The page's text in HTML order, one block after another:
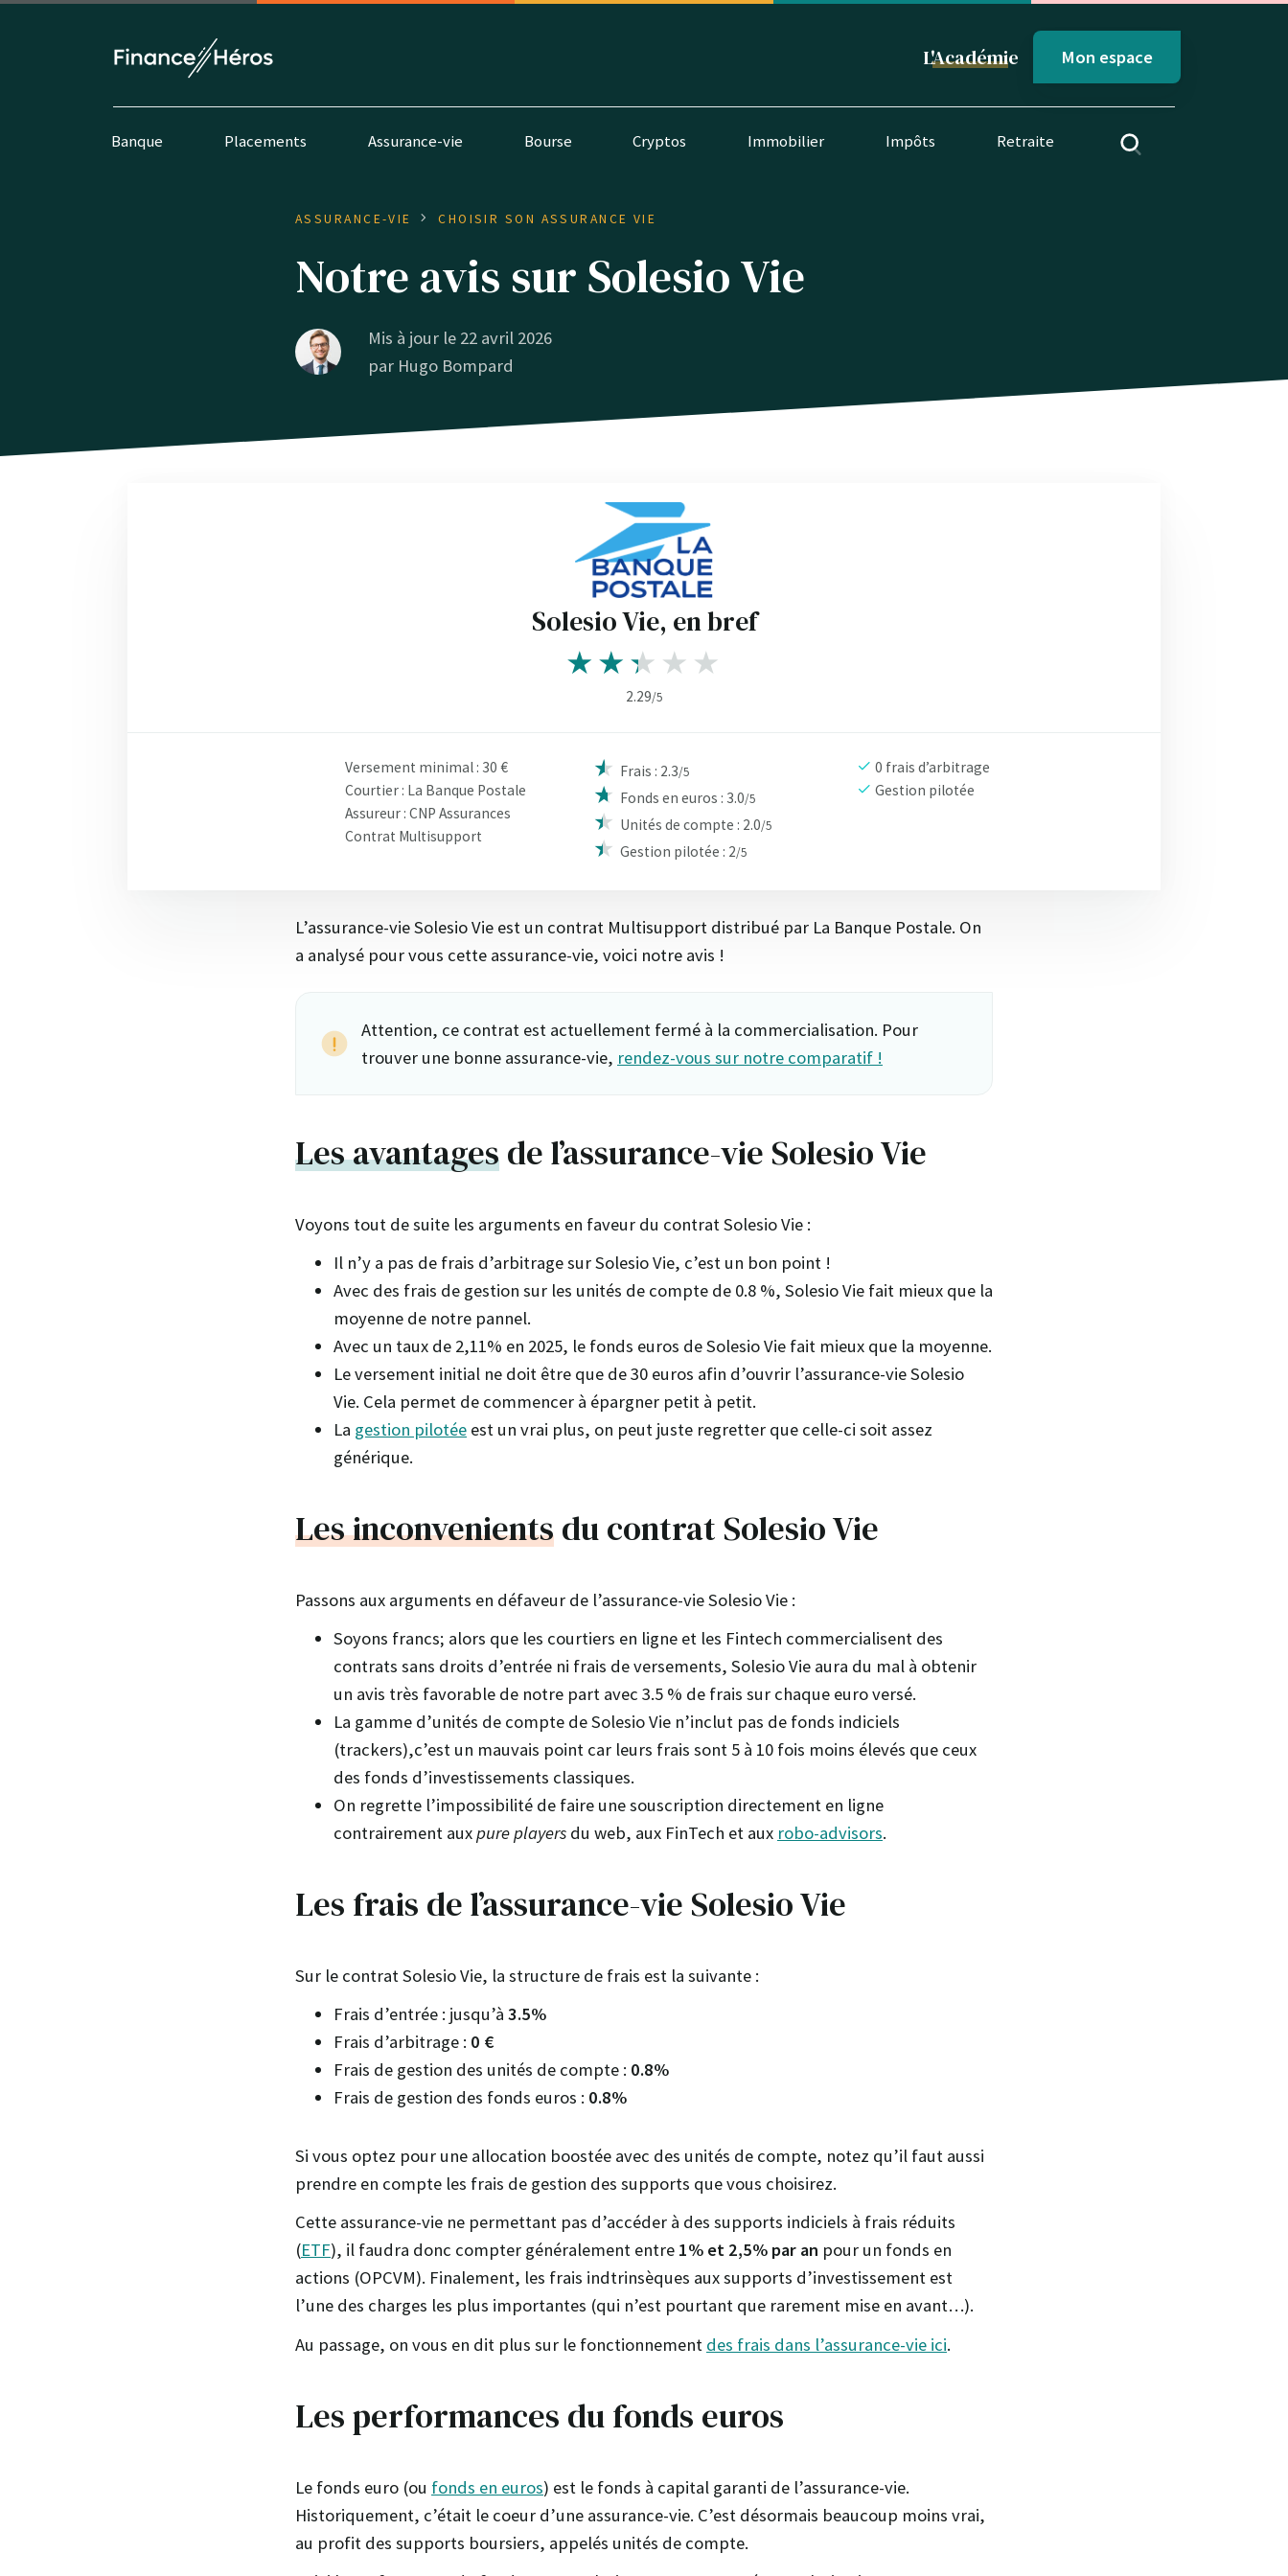
L'Académie Mon espace
Banque Placements Assurance-vie Bourse Cryptos Immobilier Impôts Retraite
ASSURANCE-VIE CHOISIR SON ASSURANCE VIE
Notre avis sur Solesio Vie
Mis à jour le 22 avril 2026
par Hugo Bompard
Solesio Vie, en bref
2.29/5
Versement minimal : 30 €
Courtier : La Banque Postale
Assureur : CNP Assurances
Contrat Multisupport
Frais : 2.3/5
Fonds en euros : 3.0/5
Unités de compte : 2.0/5
Gestion pilotée : 2/5
0 frais d’arbitrage
Gestion pilotée
L’assurance-vie Solesio Vie est un contrat Multisupport distribué par La Banque Postale. On
a analysé pour vous cette assurance-vie, voici notre avis !
Attention, ce contrat est actuellement fermé à la commercialisation. Pour
trouver une bonne assurance-vie, rendez-vous sur notre comparatif !
Les avantagesde l’assurance-vie Solesio Vie
Voyons tout de suite les arguments en faveur du contrat Solesio Vie :
Il n’y a pas de frais d’arbitrage sur Solesio Vie, c’est un bon point !
Avec des frais de gestion sur les unités de compte de 0.8 %, Solesio Vie fait mieux que la
moyenne de notre pannel.
Avec un taux de 2,11% en 2025, le fonds euros de Solesio Vie fait mieux que la moyenne.
Le versement initial ne doit être que de 30 euros afin d’ouvrir l’assurance-vie Solesio
Vie. Cela permet de commencer à épargner petit à petit.
La gestion pilotée est un vrai plus, on peut juste regretter que celle-ci soit assez
générique.
Les inconvenientsdu contrat Solesio Vie
Passons aux arguments en défaveur de l’assurance-vie Solesio Vie :
Soyons francs; alors que les courtiers en ligne et les Fintech commercialisent des
contrats sans droits d’entrée ni frais de versements, Solesio Vie aura du mal à obtenir
un avis très favorable de notre part avec 3.5 % de frais sur chaque euro versé.
La gamme d’unités de compte de Solesio Vie n’inclut pas de fonds indiciels
(trackers),c’est un mauvais point car leurs frais sont 5 à 10 fois moins élevés que ceux
des fonds d’investissements classiques.
On regrette l’impossibilité de faire une souscription directement en ligne
contrairement auxpure players du web, aux FinTech et aux robo-advisors.
Les frais de l’assurance-vie Solesio Vie
Sur le contrat Solesio Vie, la structure de frais est la suivante :
Frais d’entrée : jusqu’à 3.5%
Frais d’arbitrage : 0 €
Frais de gestion des unités de compte : 0.8%
Frais de gestion des fonds euros : 0.8%
Si vous optez pour une allocation boostée avec des unités de compte, notez qu’il faut aussi
prendre en compte les frais de gestion des supports que vous choisirez.
Cette assurance-vie ne permettant pas d’accéder à des supports indiciels à frais réduits
(ETF), il faudra donc compter généralement entre 1% et 2,5% par an pour un fonds en
actions (OPCVM). Finalement, les frais indtrinsèques aux supports d’investissement est
l’une des charges les plus importantes (qui n’est pourtant que rarement mise en avant…).
Au passage, on vous en dit plus sur le fonctionnement des frais dans l’assurance-vie ici.
Les performances du fonds euros
Le fonds euro (ou fonds en euros) est le fonds à capital garanti de l’assurance-vie.
Historiquement, c’était le coeur d’une assurance-vie. C’est désormais beaucoup moins vrai,
au profit des supports boursiers, appelés unités de compte.